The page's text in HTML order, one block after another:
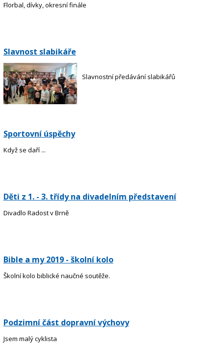
Florbal, dívky, okresní finále
Slavnost slabikáře
Slavnostní předávání slabikářů
Sportovní úspěchy
Když se daří ...
Děti z 1. - 3. třídy na divadelním představení
Divadlo Radost v Brně
Bible a my 2019 - školní kolo
Školní kolo biblické naučné soutěže.
Podzimní část dopravní výchovy
Jsem malý cyklista